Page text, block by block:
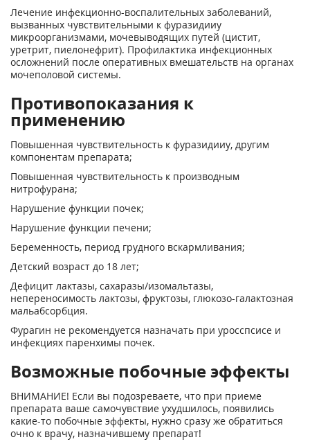
Лечение инфекционно-воспалительных заболеваний,
вызванных чувствительными к фуразидииу
микроорганизмами, мочевыводящих путей (цистит,
уретрит, пиелонефрит). Профилактика инфекционных
осложнений после оперативных вмешательств на органах
мочеполовой системы.
Противопоказания к
применению
Повышенная чувствительность к фуразидииу, другим
компонентам препарата;
Повышенная чувствительность к производным
нитрофурана;
Нарушение функции почек;
Нарушение функции печени;
Беременность, период грудного вскармливания;
Детский возраст до 18 лет;
Дефицит лактазы, сахаразы/изомальтазы,
непереносимость лактозы, фруктозы, глюкозо-галактозная
мальабсорбция.
Фурагин не рекомендуется назначать при уросспсисе и
инфекциях паренхимы почек.
Возможные побочные эффекты
ВНИМАНИЕ! Если вы подозреваете, что при приеме
препарата ваше самочувствие ухудшилось, появились
какие-то побочные эффекты, нужно сразу же обратиться
очно к врачу, назначившему препарат!